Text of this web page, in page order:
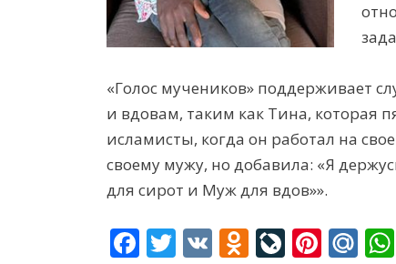
«Голос мучеников» поддерживает
и вдовам, таким как Тина, которая
исламисты, когда он работал на
своему мужу, но добавила: «Я
для сирот и Муж для вдов»».
F T V O Li Pi M